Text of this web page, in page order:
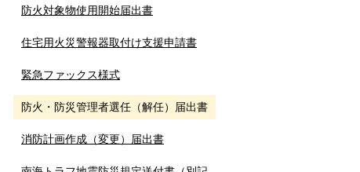
防火対象物使用開始届出書
住宅用火災警報器取付け支援申請書
緊急ファックス様式
防火・防災管理者選任（解任）届出書
消防計画作成（変更）届出書